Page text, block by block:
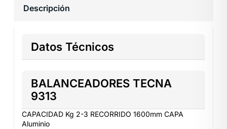
Descripción
Datos Técnicos
BALANCEADORES TECNA
9313
CAPACIDAD Kg 2-3 RECORRIDO 1600mm CAPA
Aluminio